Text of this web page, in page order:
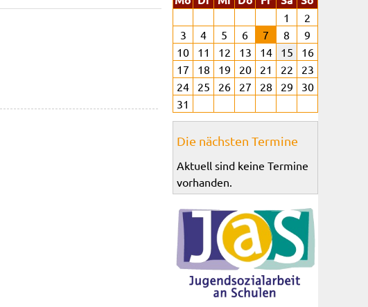
1
2
3
4 5 6 7 8
9
10
11 12 13 14 15
16
17
18 19 20 21 22
23
24
25 26 27 28 29
30
31
Die nächsten Termine
Aktuell sind keine Termine
vorhanden.